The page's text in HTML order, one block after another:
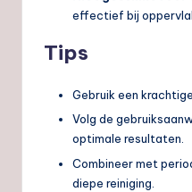
effectief bij
Tips
Gebruik een
Volg de
optimale resultaten.
Combineer met
diepe reiniging.